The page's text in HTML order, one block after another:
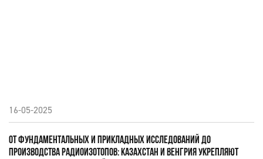
16-05-2025
ОТ ФУНДАМЕНТАЛЬНЫХ И ПРИКЛАДНЫХ ИССЛЕДОВАНИЙ ДО
ПРОИЗВОДСТВА РАДИОИЗОТОПОВ: КАЗАХСТАН И ВЕНГРИЯ УКРЕПЛЯЮТ